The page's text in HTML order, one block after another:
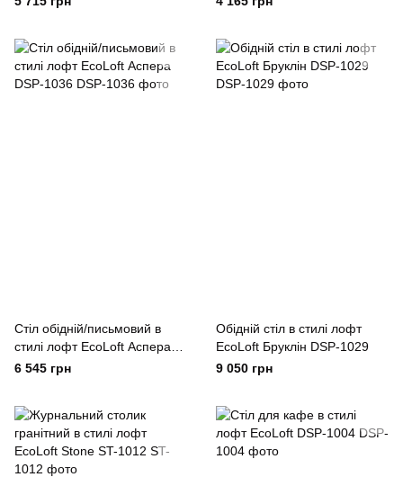
Стіл обідній/письмовий в
стилі лофт EcoLoft Аспера
DSP-1036
6 545 грн
Обідній стіл в стилі лофт
EcoLoft Бруклін DSP-1029
9 050 грн